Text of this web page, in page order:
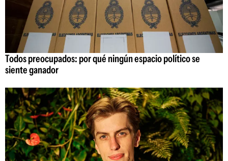
Todos preocupados: por qué ningún espacio político se
siente ganador